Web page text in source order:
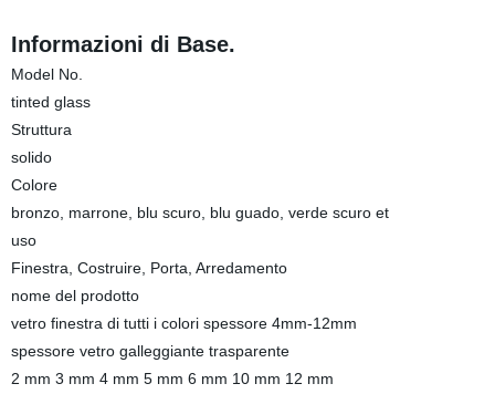
Informazioni di Base.
Model No.
tinted glass
Struttura
solido
Colore
bronzo, marrone, blu scuro, blu guado, verde scuro et
uso
Finestra, Costruire, Porta, Arredamento
nome del prodotto
vetro finestra di tutti i colori spessore 4mm-12mm
spessore vetro galleggiante trasparente
2 mm 3 mm 4 mm 5 mm 6 mm 10 mm 12 mm